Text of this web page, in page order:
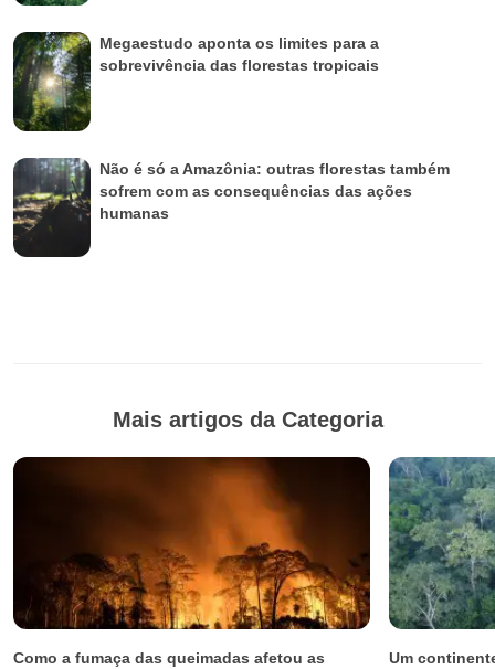
Megaestudo aponta os limites para a
sobrevivência das florestas tropicais
Não é só a Amazônia: outras florestas também
sofrem com as consequências das ações
humanas
Mais artigos da Categoria
Como a fumaça das queimadas afetou as
Um